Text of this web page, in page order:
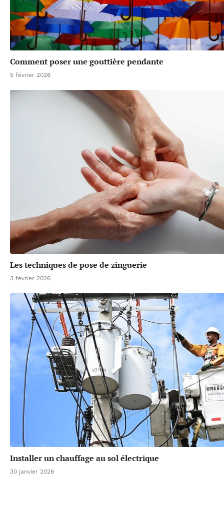
Comment poser une gouttière pendante
5 février 2026
Les techniques de pose de zinguerie
3 février 2026
Installer un chauffage au sol électrique
30 janvier 2026